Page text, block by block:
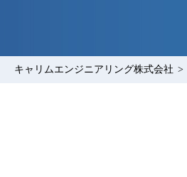
キャリムエンジニアリング株式会社 >